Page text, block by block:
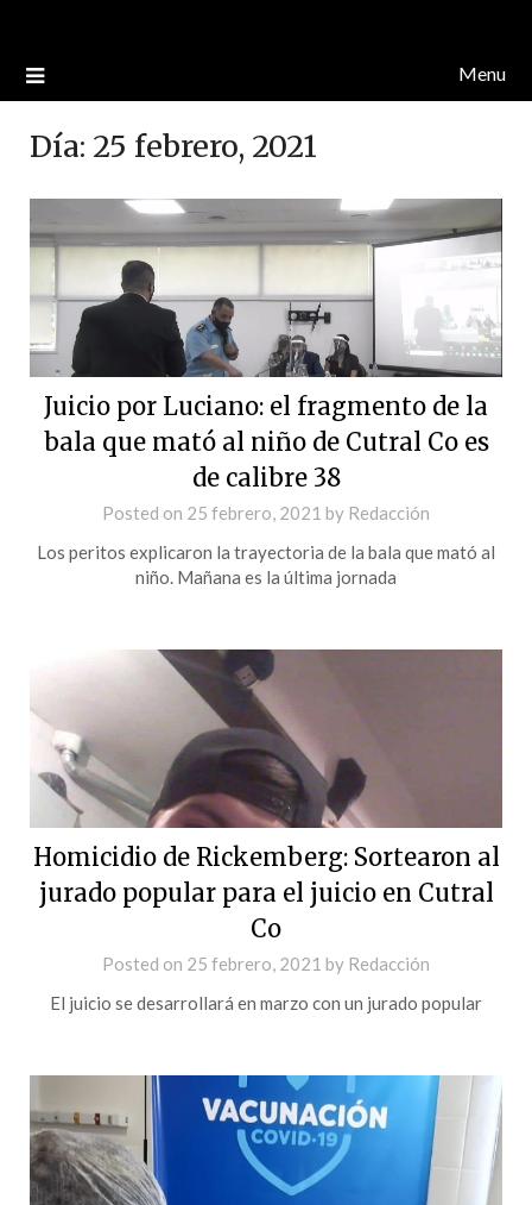
Menu
Día: 25 febrero, 2021
Juicio por Luciano: el fragmento de la
bala que mató al niño de Cutral Co es
de calibre 38
Posted on 25 febrero, 2021 by Redacción
Los peritos explicaron la trayectoria de la bala que mató al
niño. Mañana es la última jornada
Homicidio de Rickemberg: Sortearon al
jurado popular para el juicio en Cutral
Co
Posted on 25 febrero, 2021 by Redacción
El juicio se desarrollará en marzo con un jurado popular